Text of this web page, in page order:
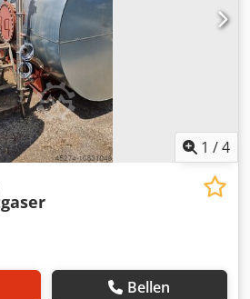
1 /4
Bellen